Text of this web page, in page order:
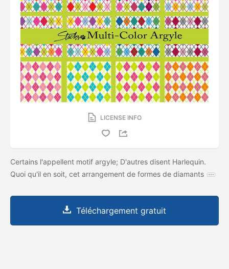
LICENSE INFO
Certains l'appellent motif argyle; D'autres disent Harlequin.
Quoi qu'il en soit, cet arrangement de formes de diamants
Téléchargement gratuit